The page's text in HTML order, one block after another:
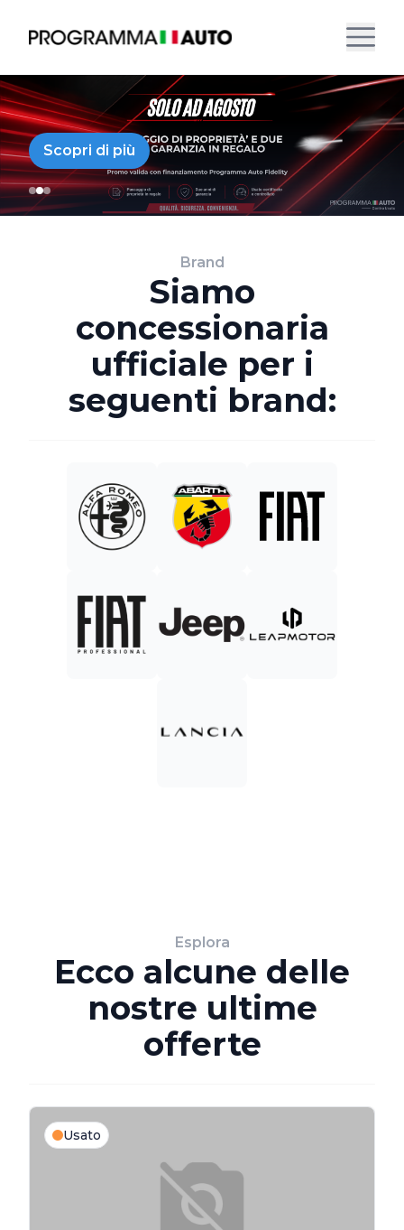
Scopri di più
Brand
Siamo
concessionaria
ufficiale per i
seguenti brand:
Esplora
Ecco alcune delle
nostre ultime
offerte
Usato